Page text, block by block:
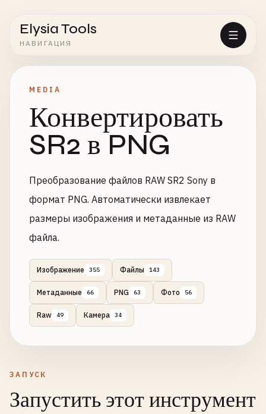
Elysia Tools
НАВИГАЦИЯ
MEDIA
Конвертировать
SR2 в PNG
Преобразование файлов RAW SR2 Sony в
формат PNG. Автоматически извлекает
размеры изображения и метаданные из RAW
файла.
Изображение 355 Файлы 143
Метаданные 66 PNG 63 Фото 56
Raw 49 Камера 34
ЗАПУСК
Запустить этот инструмент